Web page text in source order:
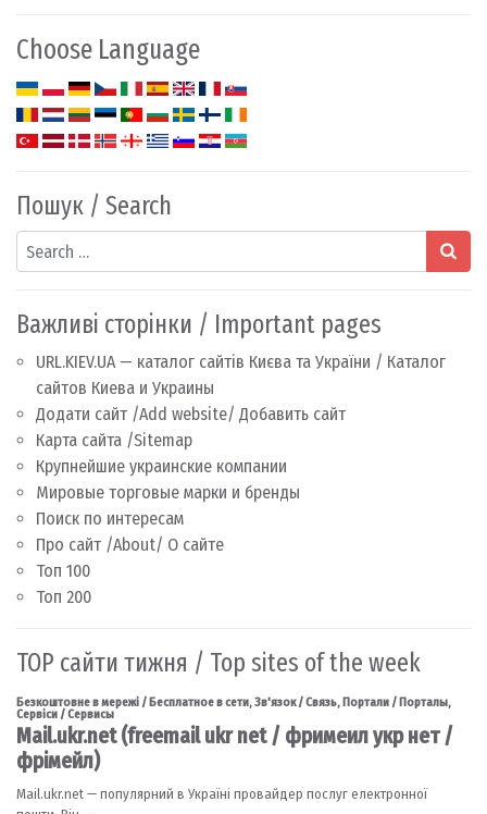
Choose Language
Пошук / Search
Search
Важливі сторінки / Important pages
URL.KIEV.UA — каталог сайтів Києва та України / Каталог
сайтов Киева и Украины
Додати сайт /Add website/ Добавить сайт
Карта сайта /Sitemap
Крупнейшие украинские компании
Мировые торговые марки и бренды
Поиск по интересам
Про сайт /About/ О сайте
Топ 100
Топ 200
TOP сайти тижня / Top sites of the week